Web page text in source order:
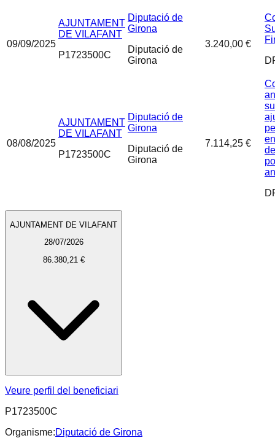
09/09/2025
AJUNTAMENT
DE VILAFANT
P1723500C
Diputació de
Girona
Diputació de
Girona
3.240,00 €
08/08/2025
AJUNTAMENT
DE VILAFANT
P1723500C
Diputació de
Girona
Diputació de
Girona
7.114,25 €
AJUNTAMENT DE VILAFANT
28/07/2026
86.380,21 €
Veure perfil del beneficiari
P1723500C
Organisme:Diputació de Girona